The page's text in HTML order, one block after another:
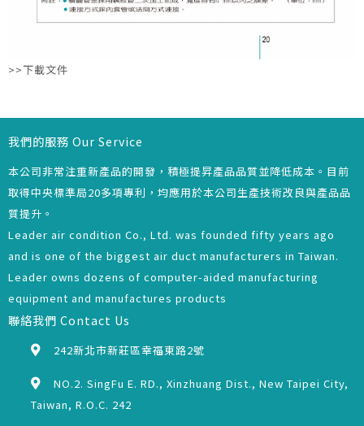
>>下載文件
我們的服務 Our Service
本公司非常注重新產品的開發，積極提昇產品品質並降低成本。目前
取得中央標準局20多項專利，均應用於本公司生產技術改良與產品品
質提升。
Leader air condition Co., Ltd. was founded fifty years ago
and is one of the biggest air duct manufacturers in Taiwan.
Leader owns dozens of computer-aided manufacturing
equipment and manufactures products
聯絡我們 Contact Us
242新北市新莊區幸福東路2號
NO.2. SingFu E. RD., Xinzhuang Dist., New Taipei City,
Taiwan, R.O.C. 242